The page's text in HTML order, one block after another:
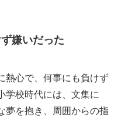
嫌いだった
熱心で、何事にも負けず
学校時代には、文集に
夢を抱き、周囲からの指